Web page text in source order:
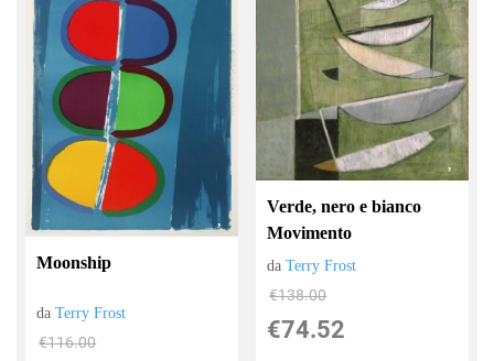
Moonship
daTerry Frost
€116.00
Verde, nero e bianco
Movimento
daTerry Frost
€138.00
€74.52